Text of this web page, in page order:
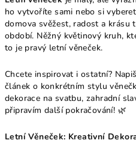
ho vytvoříte sami nebo si
domova svěžest, radost a krásu
období. Něžný květinový kruh,
to je pravý letní věneček.
Chcete inspirovat i ostatní?
článek o konkrétním stylu
dekorace na svatbu, zahradní
připravím další pokračování! 🌿
Letní Věneček: Kreativní